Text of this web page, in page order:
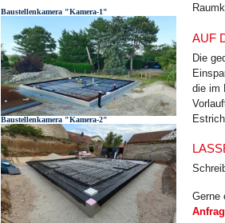
Baustellenkamera "Kamera-1"
Baustellenkamera "Kamera-2"
AUF
Die
die im
Gerne